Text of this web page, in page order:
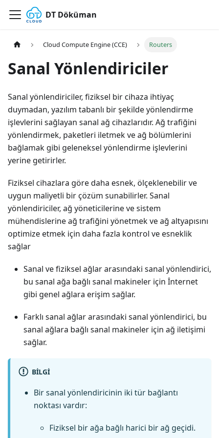
DT Döküman
Cloud Compute Engine (CCE) Routers
Sanal Yönlendiriciler
Sanal yönlendiriciler, fiziksel bir cihaza ihtiyaç
duymadan, yazılım tabanlı bir şekilde yönlendirme
işlevlerini sağlayan sanal ağ cihazlarıdır. Ağ trafiğini
yönlendirmek, paketleri iletmek ve ağ bölümlerini
bağlamak gibi geleneksel yönlendirme işlevlerini
yerine getirirler.
Fiziksel cihazlara göre daha esnek, ölçeklenebilir ve
uygun maliyetli bir çözüm sunabilirler. Sanal
yönlendiriciler, ağ yöneticilerine ve sistem
mühendislerine ağ trafiğini yönetmek ve ağ altyapısını
optimize etmek için daha fazla kontrol ve esneklik
sağlar
Sanal ve fiziksel ağlar arasındaki sanal yönlendirici,
bu sanal ağa bağlı sanal makineler için İnternet
gibi genel ağlara erişim sağlar.
Farklı sanal ağlar arasındaki sanal yönlendirici, bu
sanal ağlara bağlı sanal makineler için ağ iletişimi
sağlar.
BILGI
Bir sanal yönlendiricinin iki tür bağlantı
noktası vardır:
Fiziksel bir ağa bağlı harici bir ağ geçidi.